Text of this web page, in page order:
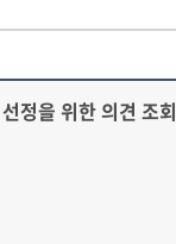
정을 위한 의견 조회